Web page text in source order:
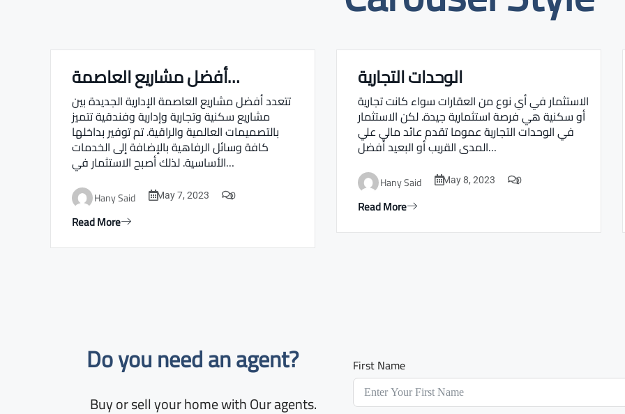
Real estate Estate ville أفضل مشاريع العاصمة…
تتعدد أفضل مشاريع العاصمة الإدارية الجديدة بين
مشاريع سكنية وتجارية وإدارية وفندقية تتميز
بالتصميمات العالمية والراقية. تم توفير بداخلها
كافة وسائل الرفاهية بالإضافة إلى الخدمات
الأساسية. لذلك أصبح الاستثمار في…
Hany Said May 7, 2023 0
Read More
Real estate Estate ville
الوحدات التجارية
الاستثمار في أي نوع من العقارات سواء كانت تجارية
أو سكنية هي فرصة استثمارية جيدة. لكن الاستثمار
في الوحدات التجارية عموما تقدم عائد مالي علي
المدى القريب أو البعيد أفضل…
Hany Said May 8, 2023 0
Read More
Do you need an agent?​
Buy or sell your home with Our agents.
First Name